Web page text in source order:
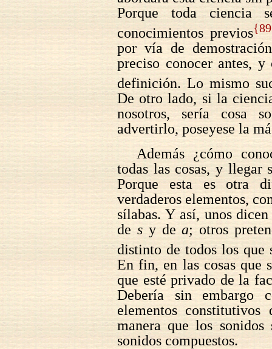
Porque toda ciencia
conocimientos previos
por vía de
preciso conocer antes,
definición. Lo mismo
De otro lado, si la
nosotros, sería cosa
advertirlo, poseyese la
Además ¿cómo
todas las cosas, y llegar
Porque esta es otra
verdaderos elementos,
sílabas. Y así, unos
de sy dea; otros
distinto de todos los que
En fin, en las cosas que
que esté privado de la
Debería sin embargo
elementos
manera que los
sonidos compuestos.